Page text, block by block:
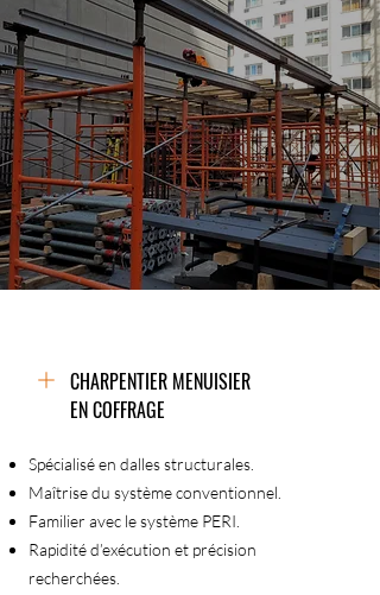
CHARPENTIER MENUISIER
EN COFFRAGE
Spécialisé en dalles structurales.
Maîtrise du système conventionnel.
Familier avec le système PERI.
Rapidité d’exécution et précision
recherchées.